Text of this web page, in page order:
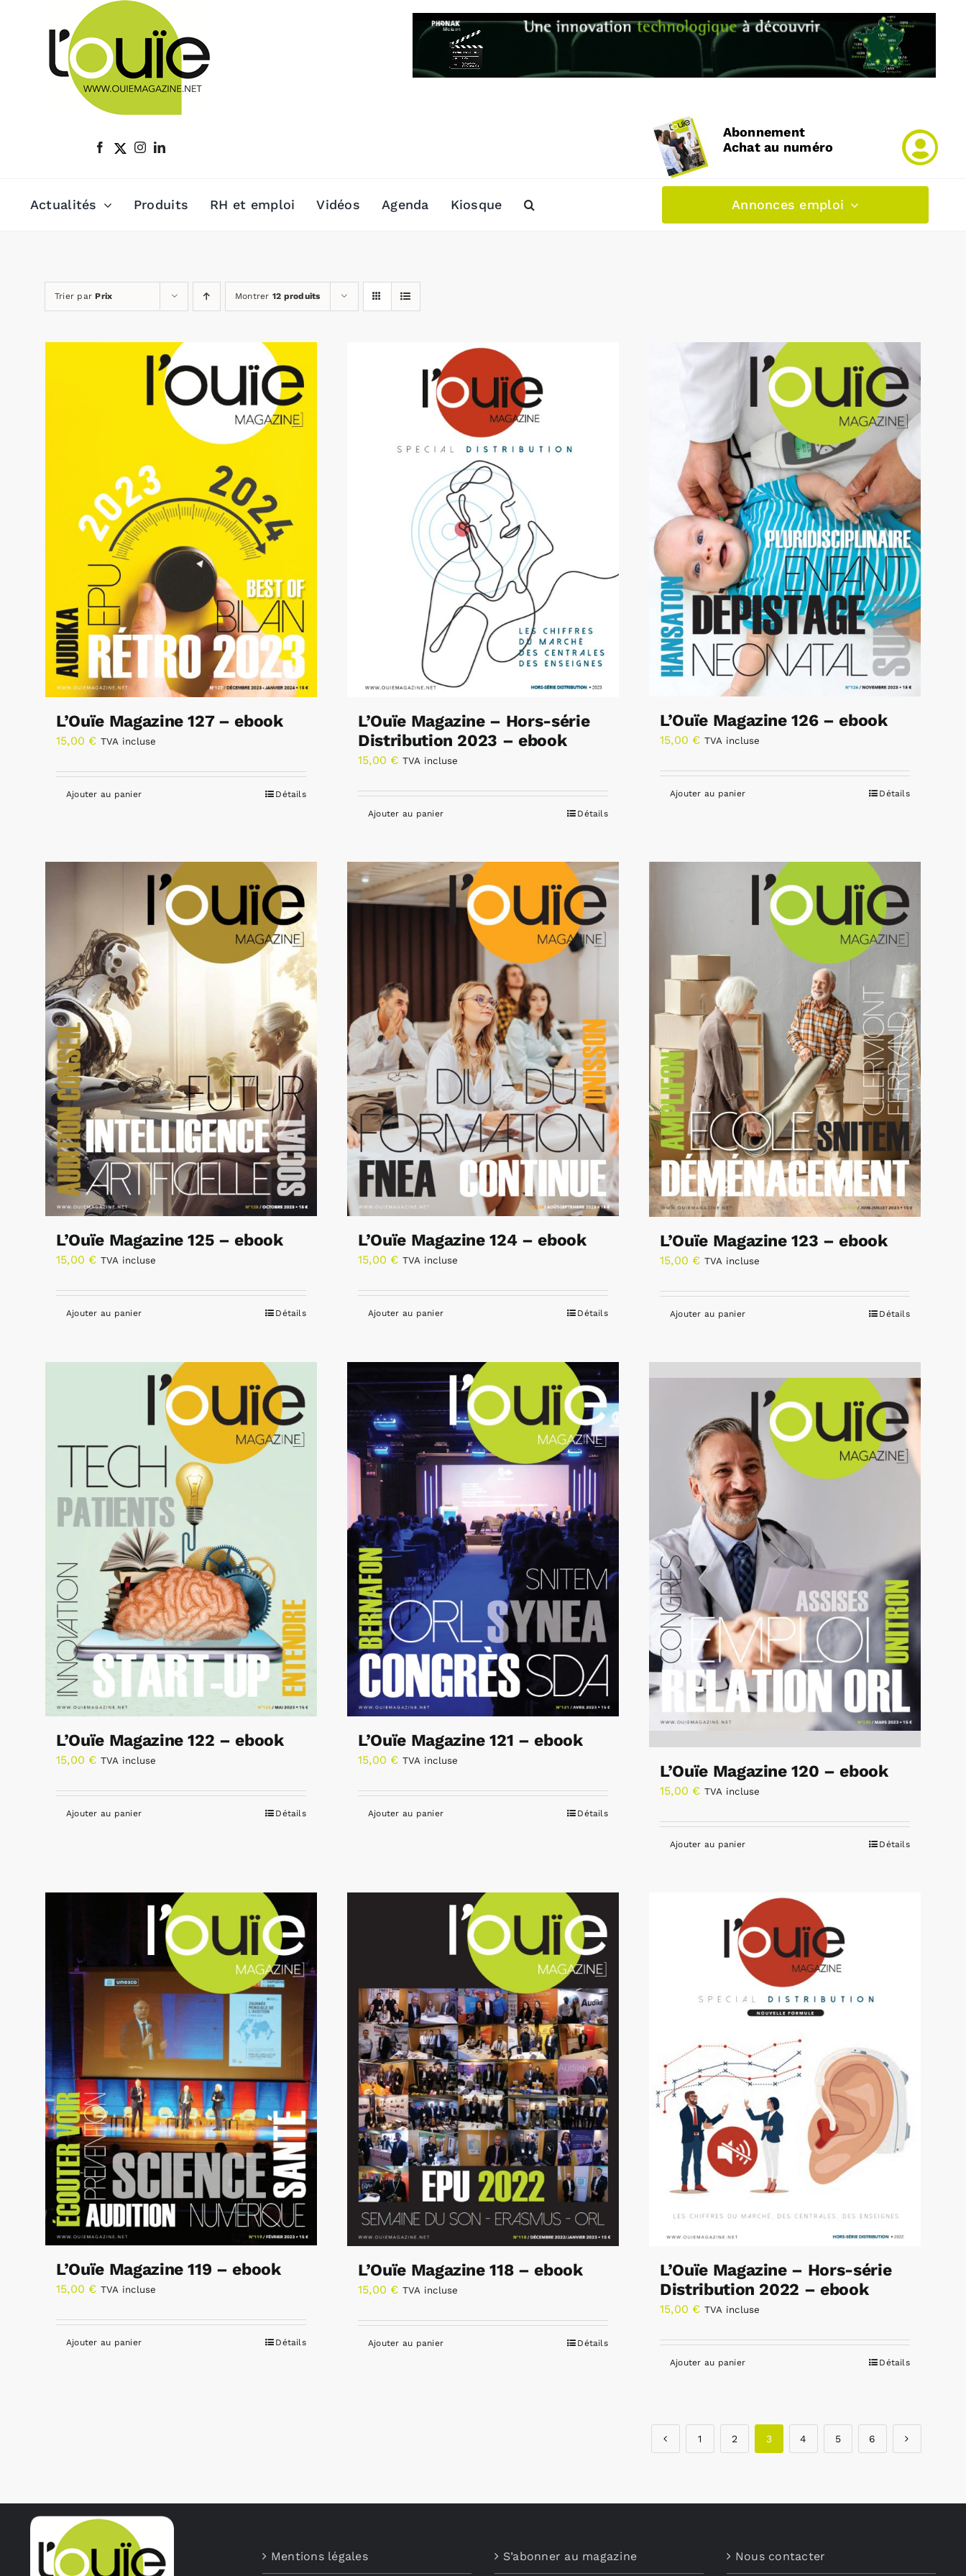
Abonnement
Achat au numéro
Actualités Produits RH et emploi Vidéos Agenda Kiosque Annonces emploi
Trier parPrix Montrer 12 produits
L’Ouïe Magazine 127 – ebook
15,00 € TVA incluse
Ajouter au panier Détails
L’Ouïe Magazine – Hors-série
Distribution 2023 – ebook
15,00 € TVA incluse
Ajouter au panier Détails
L’Ouïe Magazine 126 – ebook
15,00 € TVA incluse
Ajouter au panier Détails
L’Ouïe Magazine 125 – ebook
15,00 € TVA incluse
Ajouter au panier Détails
L’Ouïe Magazine 124 – ebook
15,00 € TVA incluse
Ajouter au panier Détails
L’Ouïe Magazine 123 – ebook
15,00 € TVA incluse
Ajouter au panier Détails
L’Ouïe Magazine 122 – ebook
15,00 € TVA incluse
Ajouter au panier Détails
L’Ouïe Magazine 121 – ebook
15,00 € TVA incluse
Ajouter au panier Détails
L’Ouïe Magazine 120 – ebook
15,00 € TVA incluse
Ajouter au panier Détails
L’Ouïe Magazine 119 – ebook
15,00 € TVA incluse
Ajouter au panier Détails
L’Ouïe Magazine 118 – ebook
15,00 € TVA incluse
Ajouter au panier Détails
L’Ouïe Magazine – Hors-série
Distribution 2022 – ebook
15,00 € TVA incluse
Ajouter au panier Détails
1 2 3 4 5 6
Mentions légales S’abonner au magazine Nous contacter